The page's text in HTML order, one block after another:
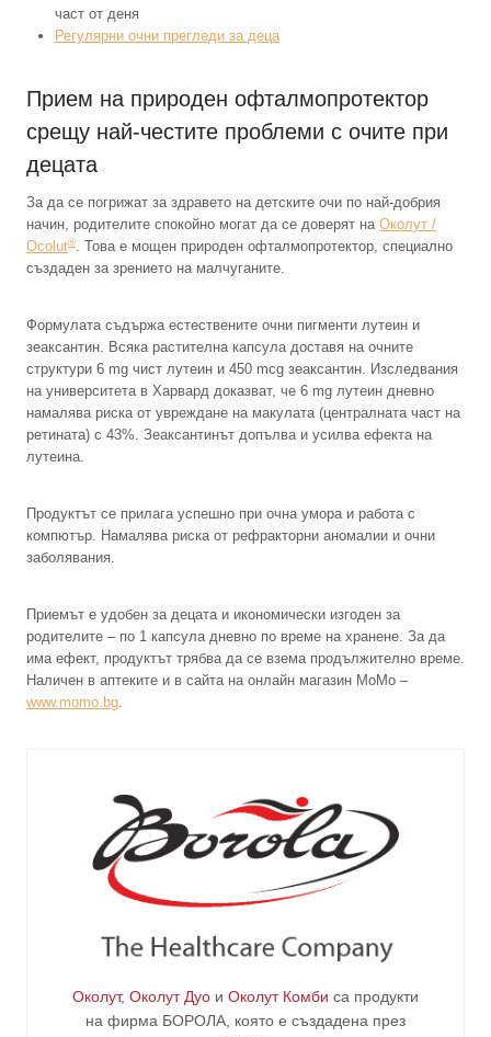
част от деня
Регулярни очни прегледи за деца
Прием на природен офталмопротектор
срещу най-честите проблеми с очите при
децата
За да се погрижат за здравето на детските очи по най-добрия
начин, родителите спокойно могат да се доверят на Околут /
Ocolut®. Това е мощен природен офталмопротектор, специално
създаден за зрението на малчуганите.
Формулата съдържа естествените очни пигменти лутеин и
зеаксантин. Всяка растителна капсула доставя на очните
структури 6 mg чист лутеин и 450 mcg зеаксантин. Изследвания
на университета в Харвард доказват, че 6 mg лутеин дневно
намалява риска от увреждане на макулата (централната част на
ретината) с 43%. Зеаксантинът допълва и усилва ефекта на
лутеина.
Продуктът се прилага успешно при очна умора и работа с
компютър. Намалява риска от рефракторни аномалии и очни
заболявания.
Приемът е удобен за децата и икономически изгоден за
родителите – по 1 капсула дневно по време на хранене. За да
има ефект, продуктът трябва да се взема продължително време.
Наличен в аптеките и в сайта на онлайн магазин МоМо –
www.momo.bg
Околут, Околут Дуо и Околут Комби са продукти
на фирма БОРОЛА , която е създадена през